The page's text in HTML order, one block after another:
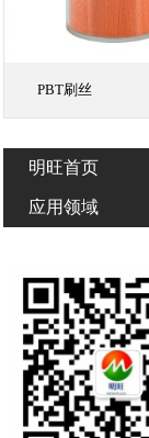
PBT刷丝
明旺首页
应用领域